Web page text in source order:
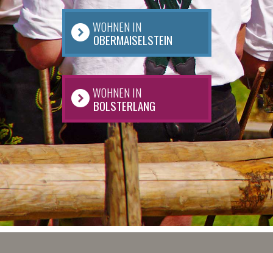
WOHNEN IN
OBERMAISELSTEIN
WOHNEN IN
BOLSTERLANG